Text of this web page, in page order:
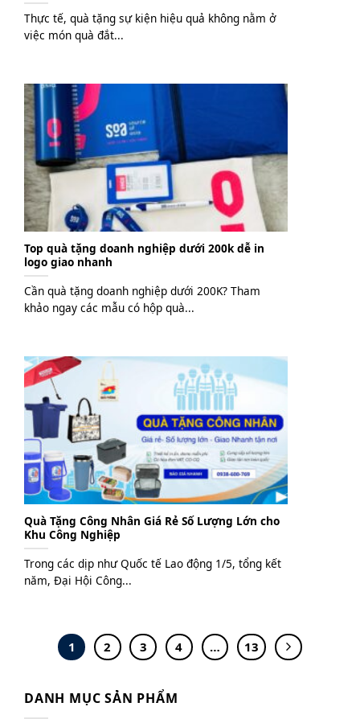
DANH MỤC SẢN PHẨM
Thực tế, quà tặng sự kiện hiệu quả không nằm ở
việc món quà đắt...
Top quà tặng doanh nghiệp dưới 200k dễ in
logo giao nhanh
Cần quà tặng doanh nghiệp dưới 200K? Tham
khảo ngay các mẫu có hộp quà...
Quà Tặng Công Nhân Giá Rẻ Số Lượng Lớn cho
Khu Công Nghiệp
Trong các dịp như Quốc tế Lao động 1/5, tổng kết
năm, Đại Hội Công...
1 2 3 4 … 13